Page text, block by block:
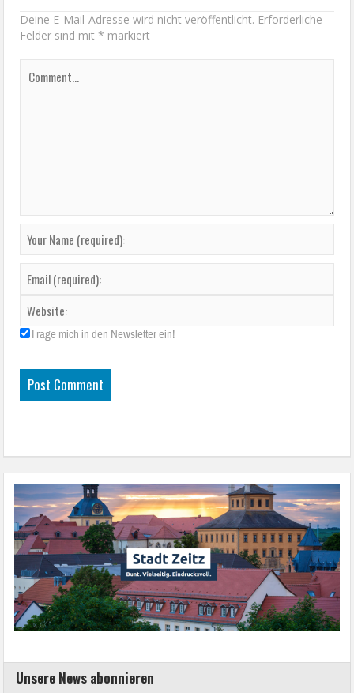
Deine E-Mail-Adresse wird nicht veröffentlicht. Erforderliche
Felder sind mit* markiert
Trage mich in den Newsletter ein!
Unsere News abonnieren